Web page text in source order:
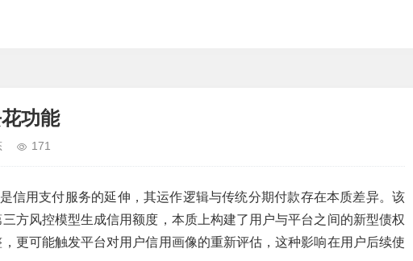
功能
171
信用支付服务的延伸，其运作逻辑与传统分期付款存在本质差异。该
方风控模型生成信用额度，本质上构建了用户与平台之间的新型债权
更可能触发平台对用户信用画像的重新评估，这种影响在用户后续使